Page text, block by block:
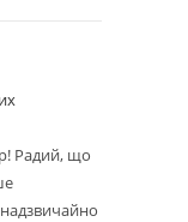
Радий, що